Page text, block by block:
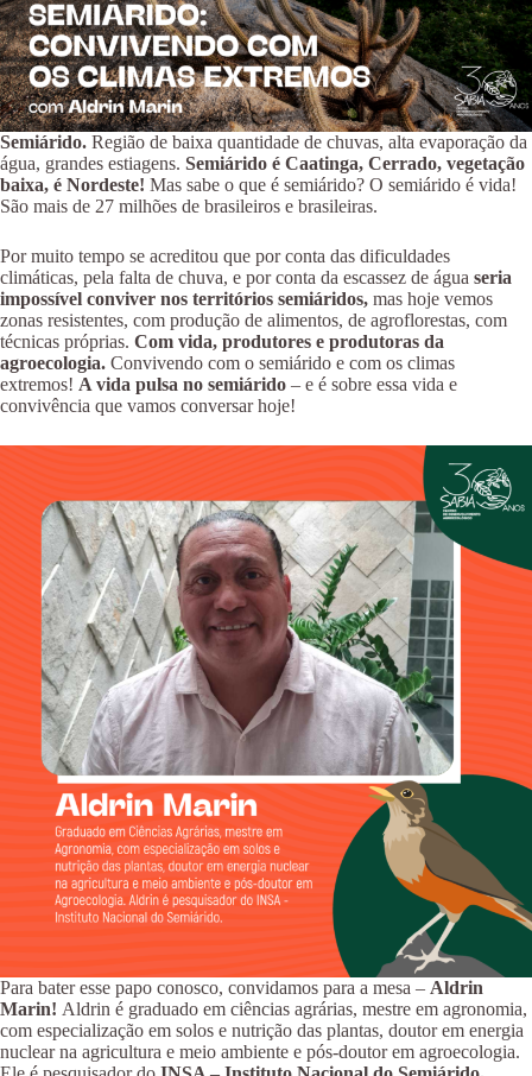
Semiárido. Região de baixa quantidade de chuvas, alta evaporação da
água, grandes estiagens. Semiárido é Caatinga, Cerrado, vegetação
baixa, é Nordeste! Mas sabe o que é semiárido? O semiárido é vida!
São mais de 27 milhões de brasileiros e brasileiras.
Por muito tempo se acreditou que por conta das dificuldades
climáticas, pela falta de chuva, e por conta da escassez de água seria
impossível conviver nos territórios semiáridos, mas hoje vemos
zonas resistentes, com produção de alimentos, de agroflorestas, com
técnicas próprias. Com vida, produtores e produtoras da
agroecologia. Convivendo com o semiárido e com os climas
extremos! A vida pulsa no semiárido – e é sobre essa vida e
convivência que vamos conversar hoje!
Para bater esse papo conosco, convidamos para a mesa – Aldrin
Marin! Aldrin é graduado em ciências agrárias, mestre em agronomia,
com especialização em solos e nutrição das plantas, doutor em energia
nuclear na agricultura e meio ambiente e pós-doutor em agroecologia.